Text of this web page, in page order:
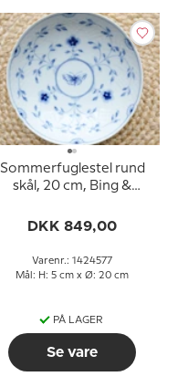
Sommerfuglestel rund
skål, 20 cm, Bing &
577
DKK 849,00
Varenr.: 1424577
Mål: H: 5 cm x Ø: 20 cm
PÅ LAGER
Se vare